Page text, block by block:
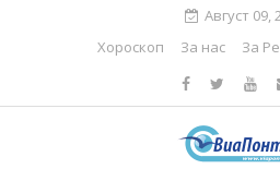
Август 09,
Хороскоп
За нас За